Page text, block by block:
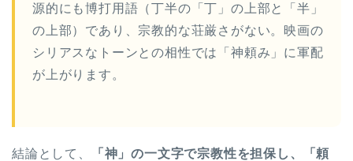
源的にも博打用語（丁半の「丁」の上部と「半」
の上部）であり、宗教的な荘厳さがない。映画の
シリアスなトーンとの相性では「神頼み」に軍配
が上がります。
結論として、
「神」の一文字で宗教性を担保し、「頼